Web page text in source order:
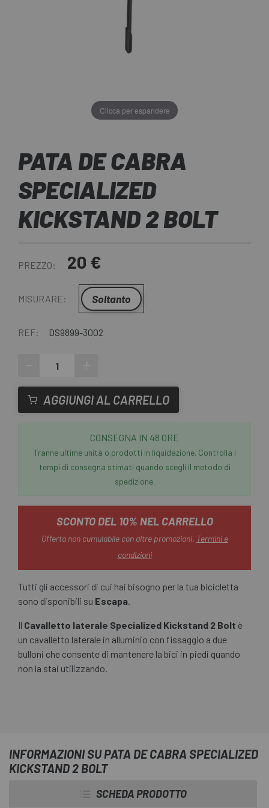
Clicca per espandere
PATA DE CABRA
SPECIALIZED
KICKSTAND 2 BOLT
PREZZO: 20 €
MISURARE: Soltanto
REF: DS9899-3002
AGGIUNGI AL CARRELLO
CONSEGNA IN 48 ORE
Tranne ultime unità o prodotti in liquidazione. Controlla i
tempi di consegna stimati quando scegli il metodo di
spedizione.
SCONTO DEL 10% NEL CARRELLO
Offerta non cumulabile con altre promozioni. Termini e
condizioni
Tutti gli accessori di cui hai bisogno per la tua bicicletta
sono disponibili su Escapa.
Il Cavalletto laterale Specialized Kickstand 2 Bolt è
un cavalletto laterale in alluminio con fissaggio a due
bulloni che consente di mantenere la bici in piedi quando
non la stai utilizzando.
INFORMAZIONI SU PATA DE CABRA SPECIALIZED
KICKSTAND 2 BOLT
SCHEDA PRODOTTO